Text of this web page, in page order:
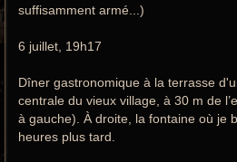
suffisamment armé...)
6 juillet, 19h17
Dîner gastronomique à la terrasse
centrale du vieux village, à 30 m de
à gauche). À droite, la fontaine où je
heures plus tard.